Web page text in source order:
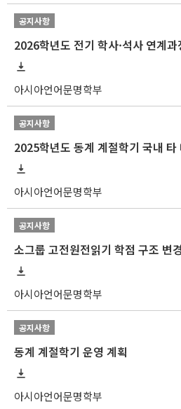
공지사항
2026학년도 전기 학사·석사 연계
아시아언어문명학부
공지사항
아시아언어문명학부
공지사항
소그룹 고전원전읽기 학점 구조 변
아시아언어문명학부
공지사항
동계 계절학기 운영 계획
아시아언어문명학부